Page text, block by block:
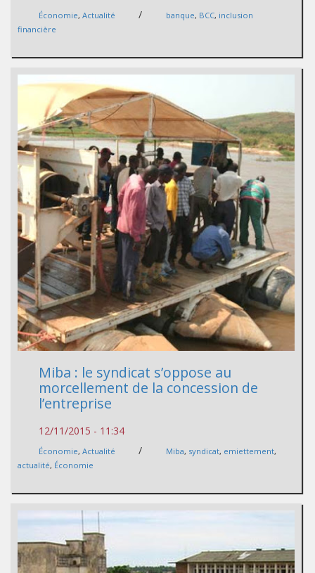
Économie, Actualité / banque, BCC, inclusion
financière
Miba : le syndicat s’oppose au
morcellement de la concession de
l’entreprise
12/11/2015 - 11:34
Économie, Actualité / Miba, syndicat, emiettement,
actualité, Économie